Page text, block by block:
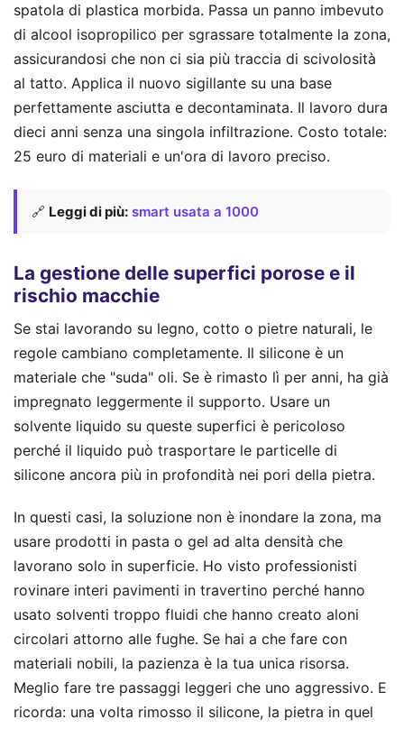
spatola di plastica morbida. Passa un panno imbevuto
di alcool isopropilico per sgrassare totalmente la zona,
assicurandosi che non ci sia più traccia di scivolosità
al tatto. Applica il nuovo sigillante su una base
perfettamente asciutta e decontaminata. Il lavoro dura
dieci anni senza una singola infiltrazione. Costo totale:
25 euro di materiali e un'ora di lavoro preciso.
🔗 Leggi di più: smart usata a 1000
La gestione delle superfici porose e il
rischio macchie
Se stai lavorando su legno, cotto o pietre naturali, le
regole cambiano completamente. Il silicone è un
materiale che "suda" oli. Se è rimasto lì per anni, ha già
impregnato leggermente il supporto. Usare un
solvente liquido su queste superfici è pericoloso
perché il liquido può trasportare le particelle di
silicone ancora più in profondità nei pori della pietra.
In questi casi, la soluzione non è inondare la zona, ma
usare prodotti in pasta o gel ad alta densità che
lavorano solo in superficie. Ho visto professionisti
rovinare interi pavimenti in travertino perché hanno
usato solventi troppo fluidi che hanno creato aloni
circolari attorno alle fughe. Se hai a che fare con
materiali nobili, la pazienza è la tua unica risorsa.
Meglio fare tre passaggi leggeri che uno aggressivo. E
ricorda: una volta rimosso il silicone, la pietra in quel